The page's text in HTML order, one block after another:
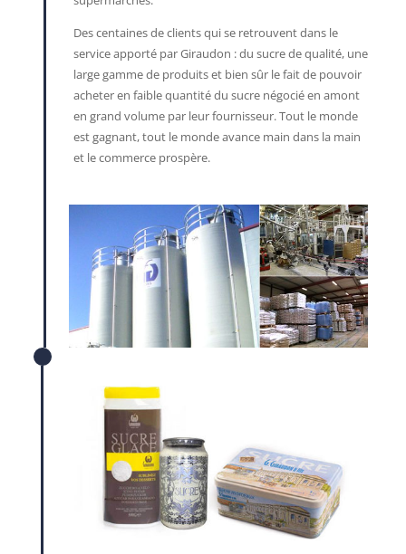
Des centaines de clients qui se retrouvent dans le
service apporté par Giraudon : du sucre de qualité, une
large gamme de produits et bien sûr le fait de pouvoir
acheter en faible quantité du sucre négocié en amont
en grand volume par leur fournisseur. Tout le monde
est gagnant, tout le monde avance main dans la main
et le commerce prospère.